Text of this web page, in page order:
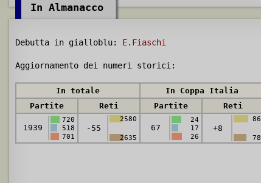
In Almanacco
Debutta in gialloblu: E.Fiaschi
Aggiornamento dei numeri storici:
In totale In Coppa Italia
Partite
Reti Partite Reti
1939
720
518
701
-55
2580
2635
67
24
17
26
+8
86
78